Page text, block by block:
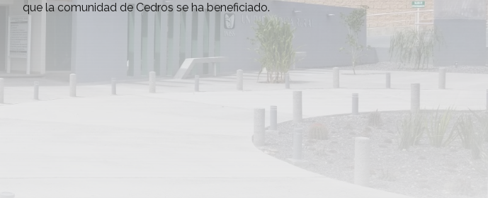
que la comunidad de Cedros se ha beneficiado.